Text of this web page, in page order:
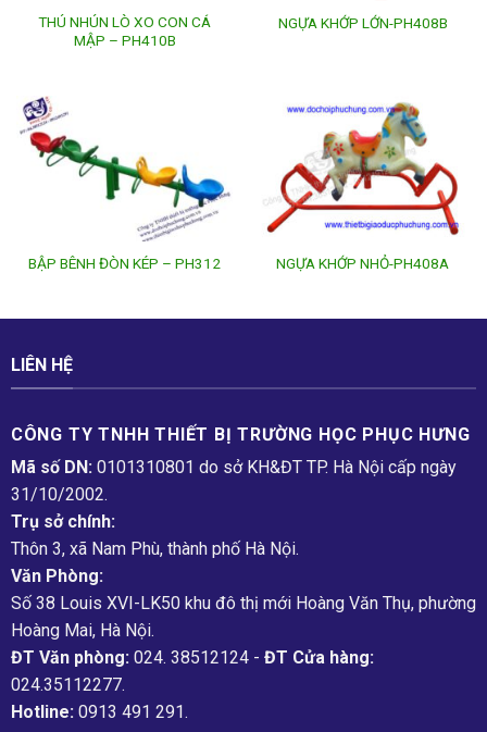
THÚ NHÚN LÒ XO CON CÁ
MẬP – PH410B
NGỰA KHỚP LỚN-PH408B
BẬP BÊNH ĐÒN KÉP – PH312 NGỰA KHỚP NHỎ-PH408A
LIÊN HỆ
CÔNG TY TNHH THIẾT BỊ TRƯỜNG HỌC PHỤC H­ƯNG
Mã số DN: 0101310801 do sở KH&ĐT TP. Hà Nội cấp ngày
31/10/2002.
Trụ sở chính:
Thôn 3, xã Nam Phù, thành phố Hà Nội.
Văn Phòng:
Số 38 Louis XVI-LK50 khu đô thị mới Hoàng Văn Thụ, phường
Hoàng Mai, Hà Nội.
ĐT Văn phòng:024. 38512124 - ĐT Cửa hàng:
024.35112277.
Hotline:0913 491 291.